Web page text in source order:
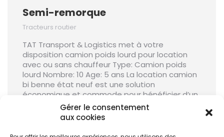
Gérer le consentement
aux cookies
Semi-remorque
Tracteurs routier
TAT Transport & Logistics met à votre
disposition camion poids lourd pour location
avec ou sans chauffeur Type: Camion poids
lourd Nombre: 10 Age: 5 ans La location camion
bi benne état neuf est une solution
économique et commode pour bénéficier d’un
véhicule robuste et fiable pour le transport de
charges lourdes et encombrantes, produits…